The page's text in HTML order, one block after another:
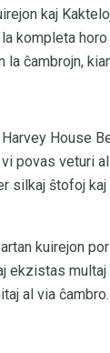
kaj
kompleta
la ĉambrojn,
House
povas veturi
silkaj ŝtofoj
kuirejon
ekzistas
al via